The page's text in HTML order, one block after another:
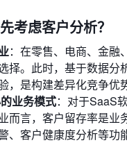
考虑客户分析？
：在零售、电商、金融
择。此时，基于数据分
，是构建差异化竞争优
业务模式：对于SaaS
而言，客户留存率是业
、客户健康度分析等功